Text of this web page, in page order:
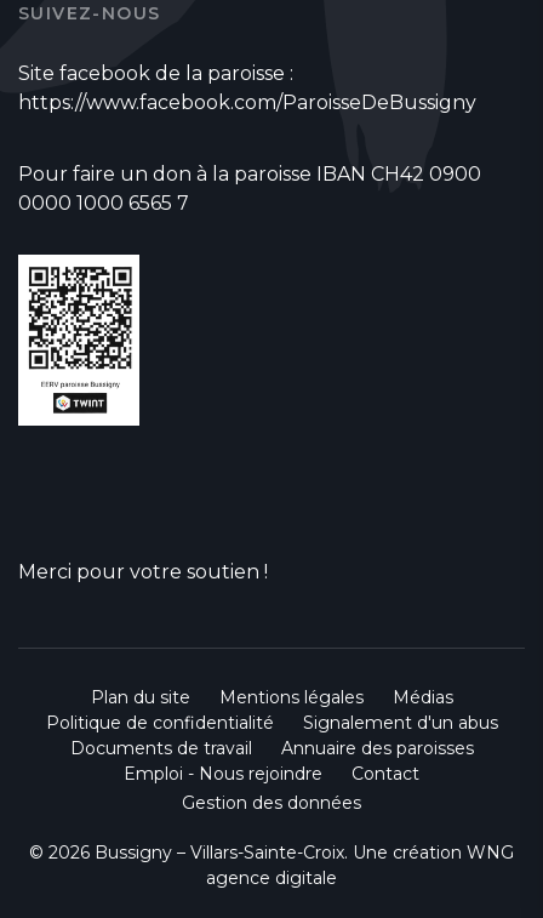
SUIVEZ-NOUS
Site facebook de la paroisse :
https://www.facebook.com/ParoisseDeBussigny
Pour faire un don à la paroisse IBAN CH42 0900
0000 1000 6565 7
Merci pour votre soutien !
Plan du site Mentions légales
Médias
Politique de confidentialité
Signalement d'un abus
Documents de travail
Annuaire des paroisses
Emploi - Nous rejoindre
Contact
Gestion des données
© 2026 Bussigny – Villars-Sainte-Croix. Une création WNG
agence digitale